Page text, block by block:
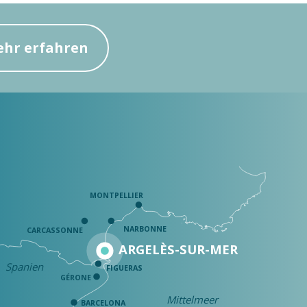
erfahren
ARGELÈS-SUR-MER
Spanien
Mittelmeer
MONTPELLIER
NARBONNE
BARCELONA
FIGUERAS
GÉRONE
CARCASSONNE